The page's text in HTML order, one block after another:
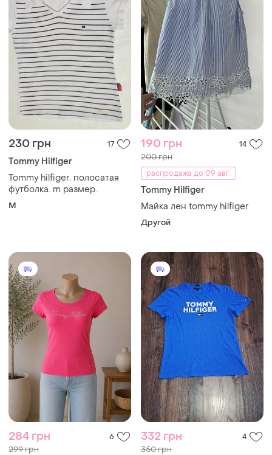
230 грн 17
Tommy Hilfiger
Tommy hilfiger. полосатая
футболка. m размер.
M
190 грн 14
200 грн
распродажа до 09 авг.
Tommy Hilfiger
Майка лен tommy hilfiger
Другой
284 грн 6
299 грн
332 грн 4
350 грн